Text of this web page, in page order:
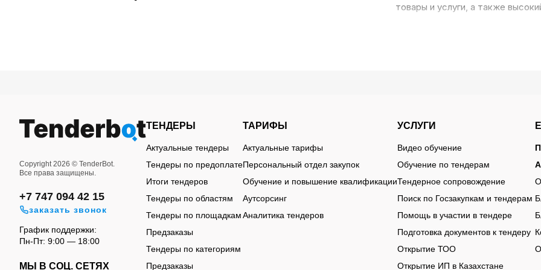
товары и услуги, а также
Tenderbot для работы с тендерами в
Шымкенте
Современный сервис
Шымкенте и
инструментами:
Поиск нужного лота по ключевым запросам, интересующим вас фразам и словам.
Copyright 2026 © TenderBot.
Все права защищены.
+7 747 094 42 15
заказать звонок
График поддержки:
Пн-Пт: 9:00 — 18:00
МЫ В СОЦ. СЕТЯХ
ТЕНДЕРЫ
Актуальные тендеры
Тендеры по предоплате
Итоги тендеров
Тендеры по областям
Тендеры по площадкам
Предзаказы
Тендеры по категориям
Предзаказы
ТАРИФЫ
Актуальные тарифы
Персональный отдел закупок
Обучение и повышение квалификации
Аутсорсинг
Аналитика тендеров
УСЛУГИ
Видео обучение
Обучение по тендерам
Тендерное сопровождение
Поиск по Госзакупкам и тендерам
Помощь в участии в тендере
Подготовка документов к тендеру
Открытие ТОО
Открытие ИП в Казахстане